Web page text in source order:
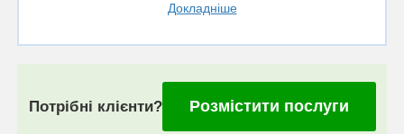
Докладніше
Потрібні клієнти? Розмістити послуги